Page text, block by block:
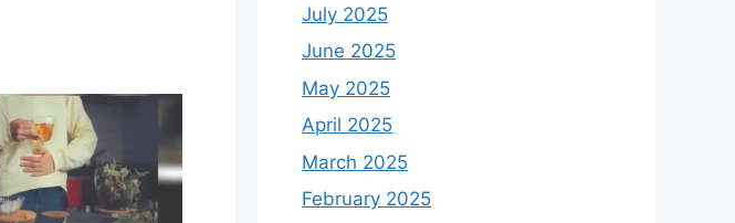
July 2025
June 2025
May 2025
April 2025
March 2025
February 2025